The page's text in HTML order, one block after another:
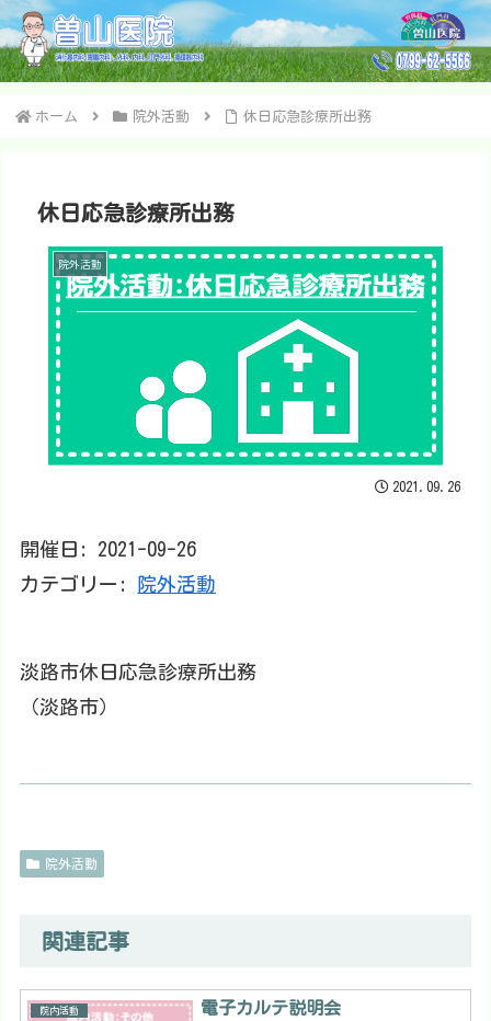
ホーム 院外活動 休日応急診療所出務
休日応急診療所出務
院外活動
2021.09.26
開催日: 2021-09-26
カテゴリー: 院外活動
淡路市休日応急診療所出務
（淡路市）
院外活動
関連記事
院内活動 電子カルテ説明会